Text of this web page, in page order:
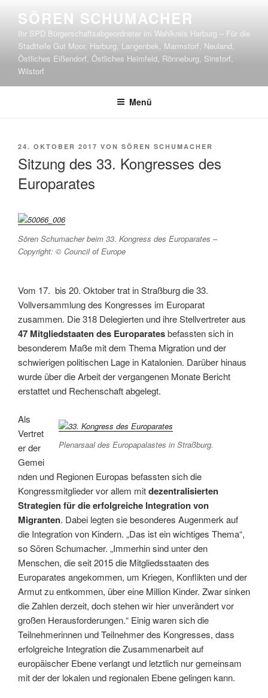
Inhalt
springen
SÖREN SCHUMACHER
Ihr SPD Bürgerschaftsabgeordneter im Wahlkreis Harburg – Für die
Stadtteile Gut Moor, Harburg, Langenbek, Marmstorf, Neuland,
Östliches Eißendorf, Östliches Heimfeld, Rönneburg, Sinstorf,
Wilstorf
Menü
VERÖFFENTLICHT
24. OKTOBER 2017 VON SÖREN SCHUMACHER
Sitzung des 33. Kongresses des
Europarates
Sören Schumacher beim 33. Kongress des Europarates –
Copyright: © Council of Europe
Vom 17. bis 20. Oktober trat in Straßburg die 33.
Vollversammlung des Kongresses im Europarat
zusammen. Die 318 Delegierten und ihre Stellvertreter aus
47 Mitgliedstaaten des Europaratesbefassten sich in
besonderem Maße mit dem Thema Migration und der
schwierigen politischen Lage in Katalonien. Darüber hinaus
wurde über die Arbeit der vergangenen Monate Bericht
erstattet und Rechenschaft abgelegt.
Plenarsaal des Europapalastes in Straßburg.
Als
Vertret
er der
Gemei
nden und Regionen Europas befassten sich die
Kongressmitglieder vor allem mitdezentralisierten
Strategien für die erfolgreiche Integration von
Migranten. Dabei legten sie besonderes Augenmerk auf
die Integration von Kindern. „Das ist ein wichtiges Thema“,
so Sören Schumacher. „Immerhin sind unter den
Menschen, die seit 2015 die Mitgliedsstaaten des
Europarates angekommen, um Kriegen, Konflikten und der
Armut zu entkommen, über eine Million Kinder. Zwar sinken
die Zahlen derzeit, doch stehen wir hier unverändert vor
großen Herausforderungen.“ Einig waren sich die
Teilnehmerinnen und Teilnehmer des Kongresses, dass
erfolgreiche Integration die Zusammenarbeit auf
europäischer Ebene verlangt und letztlich nur gemeinsam
mit der der lokalen und regionalen Ebene gelingen kann.